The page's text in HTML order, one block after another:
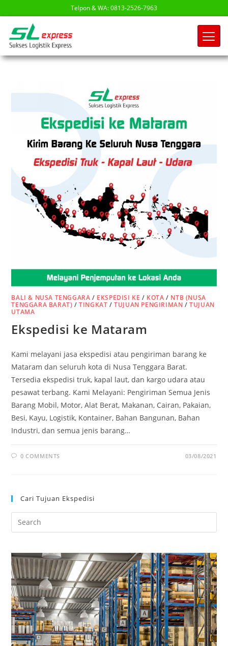
Telpon & WA: 0813-2526-7963
BALI & NUSA TENGGARA / EKSPEDISI KE / KOTA / NTB (NUSA
TENGGARA BARAT) /TINGKAT /TUJUAN PENGIRIMAN /TUJUAN
UTAMA
Ekspedisi ke Mataram
Kami melayani jasa ekspedisi atau pengiriman barang ke
Mataram dan seluruh kota di Nusa Tenggara Barat.
Tersedia ekspedisi truk, kapal laut, dan kargo udara atau
pesawat terbang. Kami Melayani: Pengiriman Semua Jenis
Barang Mobil, Motor, Alat Berat, Makanan, Cairan, Pakaian,
Besi, Kayu, Logistik, Kontainer, Bahan Bangunan, Bahan
Industri, dan semua jenis barang…
0 COMMENTS 03/08/2021
Cari Tujuan Ekspedisi